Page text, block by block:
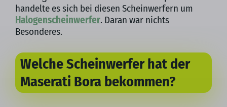
handelte es sich bei diesen Scheinwerfern um
Halogenscheinwerfer. Daran war nichts
Besonderes.
Welche Scheinwerfer hat der
Maserati Bora bekommen?